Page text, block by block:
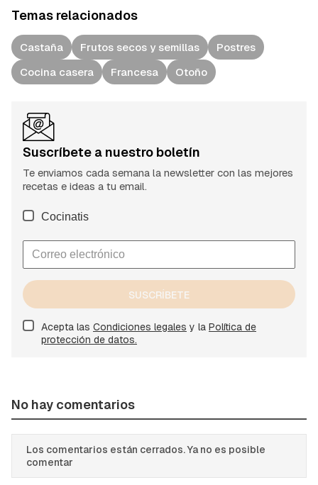
Temas relacionados
Castaña Frutos secos y semillas
Postres
Cocina casera
Francesa Otoño
Suscríbete a nuestro boletín
Te enviamos cada semana la newsletter con las mejores
recetas e ideas a tu email.
Cocinatis
SUSCRÍBETE
Acepta las Condiciones legales y la Política de
protección de datos.
No hay comentarios
Los comentarios están cerrados. Ya no es posible
comentar